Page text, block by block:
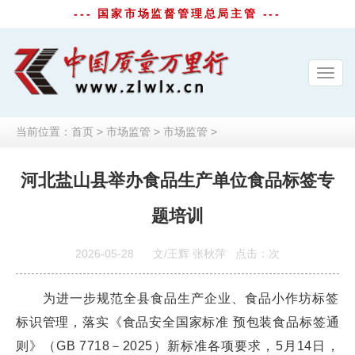
--- 国家市场监督管理总局主管 ---
当前位置： 首页 > 市场监管 > 市场监管 >
河北盐山县举办食品生产单位食品标签专
题培训
2026-05-28 文/王辉 张秋萍 点击： 次
为进一步规范全县食品生产企业、食品小作坊标签
标识管理，落实《食品安全国家标准 预包装食品标签通
则》（GB 7718－2025）新标准各项要求，5月14日，